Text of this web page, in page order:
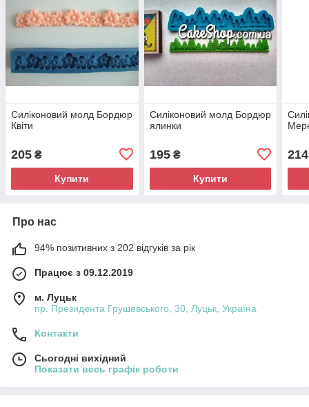
Силіконовий молд Бордюр
Квіти
205 ₴
Купити
Силіконовий молд Бордюр
ялинки
195₴
Купити
214
Про нас
94% позитивних з 202 відгуків за рік
Працює з 09.12.2019
м. Луцьк
пр. Президента Грушевського, 30, Луцьк, Україна
Контакти
Сьогодні вихідний
Показати весь графік роботи